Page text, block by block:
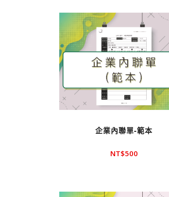
品
企業內聯單-範本
NT$500